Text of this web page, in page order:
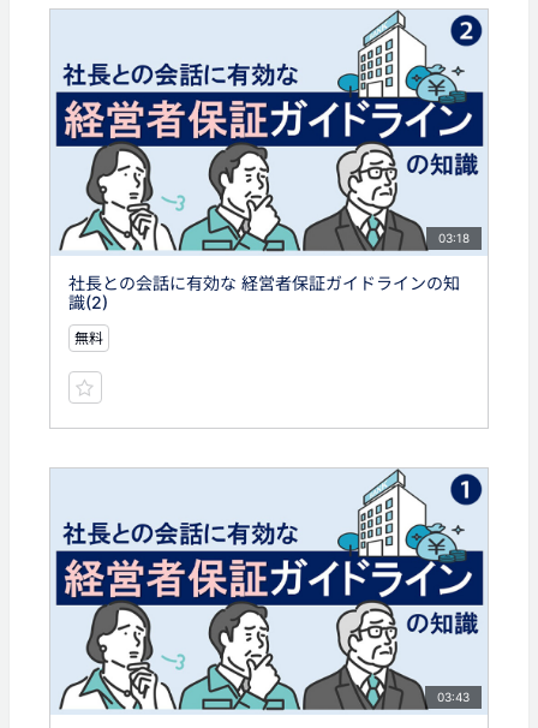
03:18
社長との会話に有効な 経営者保証ガイドラインの知
識(2)
無料
03:43